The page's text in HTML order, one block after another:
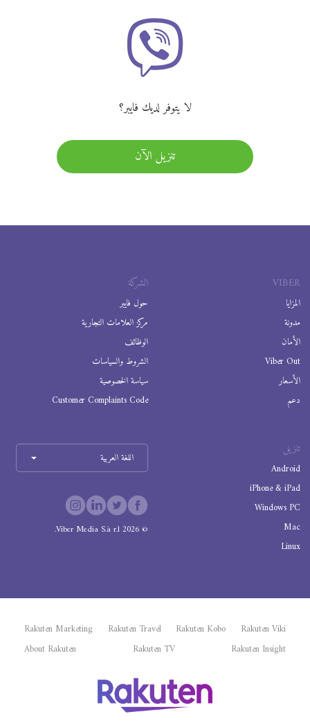
لا يتوفر لديك فايبر؟
تنزيل الآن
VIBER
المزايا
مدونة
الأمان
Viber Out
الأسعار
دعم
الشركة
حول فايبر
مركز العلامات التجارية
الوظائف
الشروط والسياسات
سياسة الخصوصية
Customer Complaints Code
تنزيل
Android
iPhone & iPad
Windows PC
Mac
Linux
اللغة العربية
©
2026
Viber Media S.à r.l.
Rakuten Viki
Rakuten Kobo
Rakuten Travel
Rakuten Marketing
Rakuten Insight
Rakuten TV
About Rakuten